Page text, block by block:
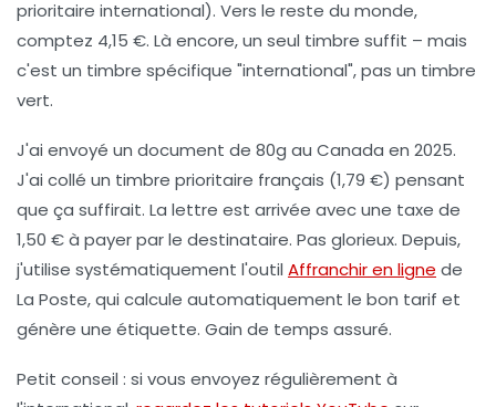
prioritaire international). Vers le reste du monde,
comptez 4,15 €. Là encore, un seul timbre suffit – mais
c'est un timbre spécifique "international", pas un timbre
vert.
J'ai envoyé un document de 80g au Canada en 2025.
J'ai collé un timbre prioritaire français (1,79 €) pensant
que ça suffirait. La lettre est arrivée avec une taxe de
1,50 € à payer par le destinataire. Pas glorieux. Depuis,
j'utilise systématiquement l'outil Affranchir en ligne de
La Poste, qui calcule automatiquement le bon tarif et
génère une étiquette. Gain de temps assuré.
Petit conseil : si vous envoyez régulièrement à